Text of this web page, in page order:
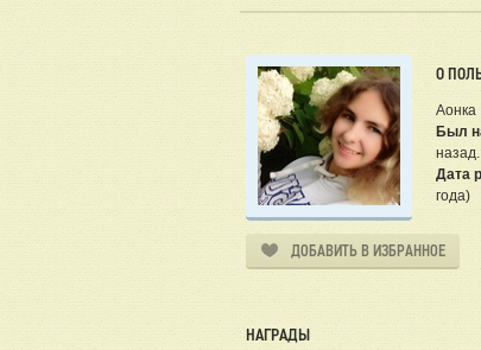
О
Аонка
Был
назад.
Дата
года)
ДОБАВИТЬ В ИЗБРАННОЕ
НАГРАДЫ